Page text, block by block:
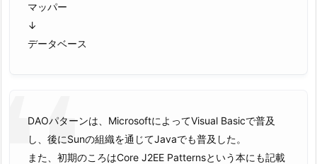
マッパー
↓
データベース
DAOパターンは、MicrosoftによってVisual Basicで普及
し、後にSunの組織を通じてJavaでも普及した。
また、初期のころはCore J2EE Patternsという本にも記載